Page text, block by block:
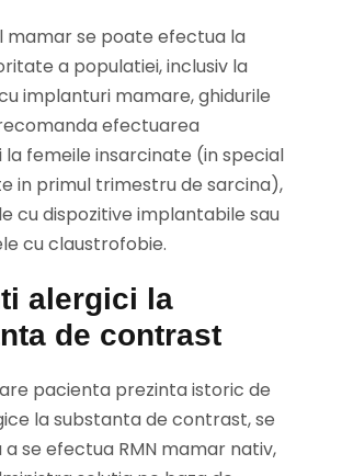
mamar se poate efectua la
a populatiei, inclusiv la
implanturi mamare, ghidurile
efectuarea
la femeile insarcinate (in special
in primul trimestru de sarcina),
cu dispozitive implantabile sau
cu claustrofobie.
alergici la
de contrast
pacienta prezinta istoric de
la substanta de contrast, se
se efectua RMN mamar nativ,